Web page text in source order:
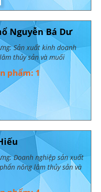
Nguyễn Bá Dư
Sản xuất kinh doanh
thủy sản và muối
phẩm: 1
Doanh nghiệp sản xuất
nông lâm thủy sản và